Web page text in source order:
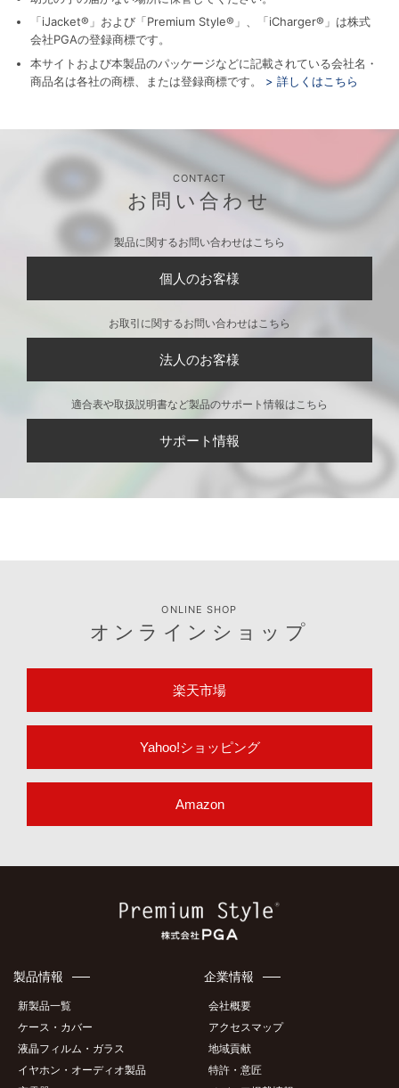
「iJacket®」および「Premium Style®」、「iCharger®」は株式
会社PGAの登録商標です。
本サイトおよび本製品のパッケージなどに記載されている会社名・
商品名は各社の商標、または登録商標です。
> 詳しくはこちら
CONTACT
お問い合わせ
製品に関するお問い合わせはこちら
個人のお客様
お取引に関するお問い合わせはこちら
法人のお客様
適合表や取扱説明書など製品のサポート情報はこちら
サポート情報
ONLINE SHOP
オンラインショップ
楽天市場
Yahoo!ショッピング
Amazon
製品情報
新製品一覧
ケース・カバー
液晶フィルム・ガラス
イヤホン・オーディオ製品
企業情報
会社概要
アクセスマップ
地域貢献
特許・意匠